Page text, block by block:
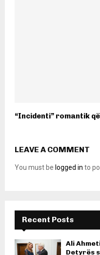
“Incidenti” romantik
LEAVE A COMMENT
You must be logged in to
Recent Posts
Ali
Detyrës